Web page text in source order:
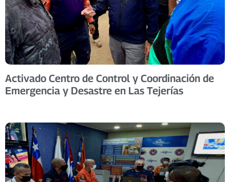
Activado Centro de Control y Coordinación de
Emergencia y Desastre en Las Tejerías